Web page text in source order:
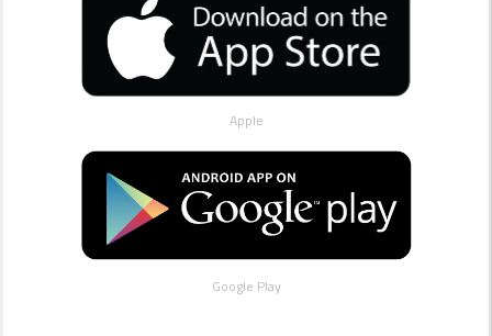
Apple
Google Play